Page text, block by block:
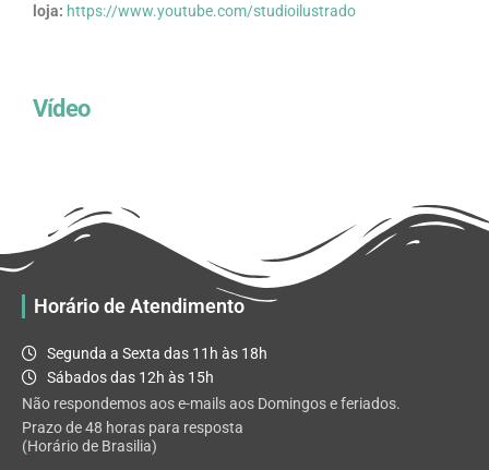
loja: https://www.youtube.com/studioilustrado
Vídeo
Horário de Atendimento
Segunda a Sexta das 11h às 18h
Sábados das 12h às 15h
Não respondemos aos e-mails aos Domingos e feriados.
Prazo de 48 horas para resposta
(Horário de Brasilia)